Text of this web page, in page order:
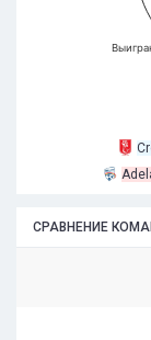
СРАВНЕНИЕ